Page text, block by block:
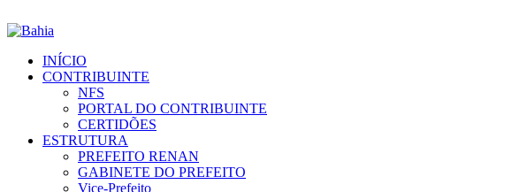
INÍCIO
CONTRIBUINTE
NFS
PORTAL DO CONTRIBUINTE
CERTIDÕES
ESTRUTURA
PREFEITO RENAN
GABINETE DO PREFEITO
Vice-Prefeito